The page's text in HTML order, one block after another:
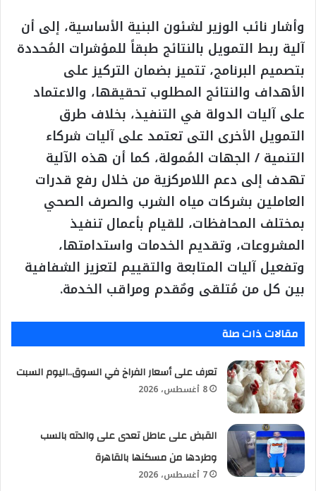
وأشار نائب الوزير لشئون البنية الأساسية، إلى أن
آلية ربط التمويل بالنتائج طبقاً للمؤشرات المُحددة
بتصميم البرنامج، تتميز بضمان التركيز على
الأهداف والنتائج المطلوب تحقيقها، والاعتماد
على آليات الدولة في التنفيذ، بخلاف طرق
التمويل الأخرى التى تعتمد على آليات شركاء
التنمية / الجهات المُمولة، كما أن هذه الآلية
تهدف إلى دعم اللامركزية من خلال رفع قدرات
العاملين بشركات مياه الشرب والصرف الصحي
بمختلف المحافظات، للقيام بأعمال تنفيذ
المشروعات، وتقديم الخدمات واستدامتها،
وتفعيل آليات المتابعة والتقييم لتعزيز الشفافية
بين كل من مُتلقى ومٌقدم ومراقب الخدمة.
مقالات ذات صلة
تعرف على أسعار الفراخ في السوق..اليوم السبت
8 أغسطس، 2026
القبض على عاطل تعدى على والدته بالسب
وطردها من مسكنها بالقاهرة
7 أغسطس، 2026